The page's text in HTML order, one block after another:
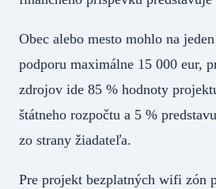
Obec alebo mesto mohlo na
podporu maximálne 15 000 eur,
zdrojov ide 85 % hodnoty
štátneho rozpočtu a 5 %
zo strany žiadateľa.
Pre projekt bezplatných wifi zón